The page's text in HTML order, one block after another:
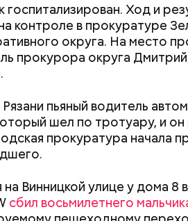
Ход и
контроле в прокуратуре
округа. На место
прокурора округа
пьяный водитель
шел по тротуару, и
прокуратура начала
на Винницкой улице у дома
сбил восьмилетнего
реновации в Москве: где
искать информацию и сроки